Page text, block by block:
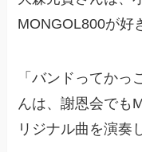
MONGOL800が好
「バンドってかっ
んは、謝恩会でも
リジナル曲を演奏